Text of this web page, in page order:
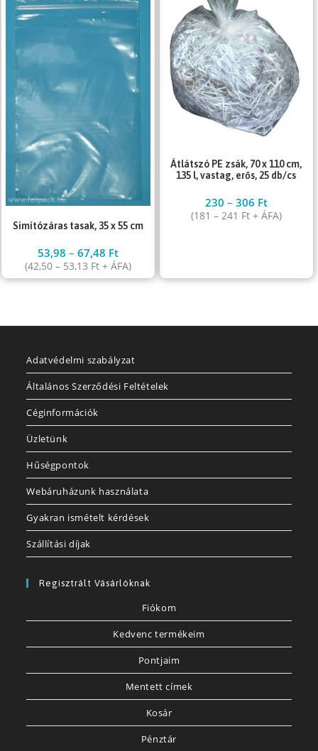
Simítózáras tasak, 35 x 55 cm
53,98–67,48 Ft
(42,50– 53,13 Ft + ÁFA)
Átlátszó PE zsák, 70 x 110 cm,
135 l, vastag, erős, 25 db/cs
230 – 306 Ft
(181 – 241 Ft+ ÁFA)
Adatvédelmi szabályzat
Általános Szerződési Feltételek
Céginformációk
Üzletünk
Hűségpontok
Webáruházunk használata
Gyakran ismételt kérdések
Szállítási díjak
Regisztrált Vásárlóknak
Fiókom
Kedvenc termékeim
Pontjaim
Mentett címek
Kosár
Pénztár